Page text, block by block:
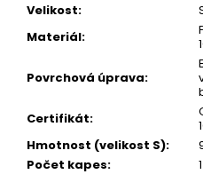
Velikost:
Materiál:
Povrchová úprava:
Certifikát:
Hmotnost (velikost S):
Počet kapes: 1